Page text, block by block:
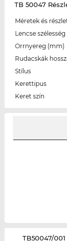
TB 50047
Méretek és
Lencse
Orrnyereg (mm)
Rudacskák
Stílus
Kerettipus
Keret szín
‌TB50047/